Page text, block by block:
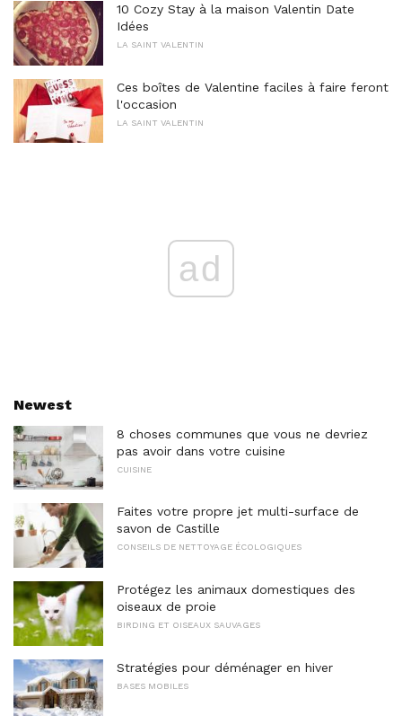
10 Cozy Stay à la maison Valentin Date
Idées
LA SAINT VALENTIN
Ces boîtes de Valentine faciles à faire feront
l'occasion
LA SAINT VALENTIN
ad
Newest
8 choses communes que vous ne devriez
pas avoir dans votre cuisine
CUISINE
Faites votre propre jet multi-surface de
savon de Castille
CONSEILS DE NETTOYAGE ÉCOLOGIQUES
Protégez les animaux domestiques des
oiseaux de proie
BIRDING ET OISEAUX SAUVAGES
Stratégies pour déménager en hiver
BASES MOBILES